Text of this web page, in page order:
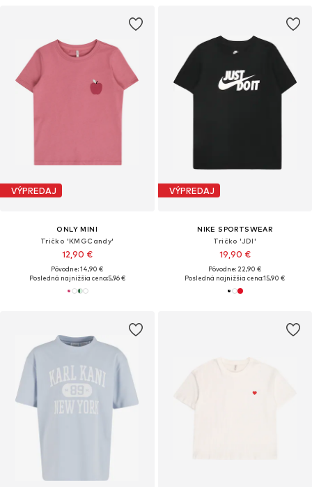
VÝPREDAJ
ONLY MINI
Tričko 'KMGCandy'
12,90 €
Pôvodne: 14,90 €
Posledná najnižšia cena:5,96 €
VÝPREDAJ
NIKE SPORTSWEAR
Tričko 'JDI'
19,90 €
Pôvodne: 22,90 €
Posledná najnižšia cena:15,90 €